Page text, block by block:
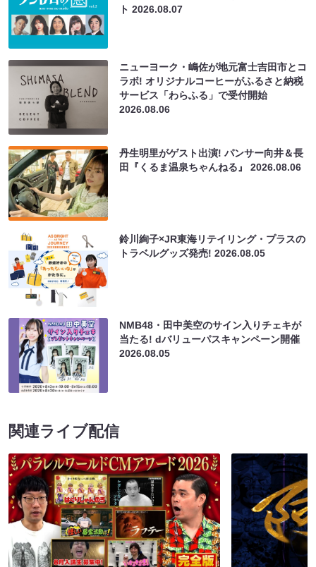
ト2026.08.07
ニューヨーク・嶋佐が地元富士吉田市とコ
ラボ! オリジナルコーヒーがふるさと納税
サービス「わらふる」で受付開始
2026.08.06
丹生明里がゲスト出演! パンサー向井＆長
田『くるま温泉ちゃんねる』2026.08.06
鈴川絢子×JR東海リテイリング・プラスの
トラベルグッズ発売!2026.08.05
NMB48・田中美空のサイン入りチェキが
当たる! dバリューパスキャンペーン開催
2026.08.05
関連ライブ配信